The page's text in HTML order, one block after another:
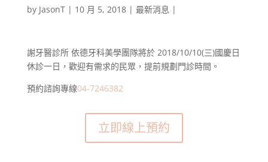
by JasonT| 10 月 5, 2018| 最新消息 |
謝牙醫診所 依德牙科美學團隊將於 2018/10/10(三)國慶日
休診一日，歡迎有需求的民眾，提前規劃門診時間。
預約諮詢專線04-7246382
立即線上預約